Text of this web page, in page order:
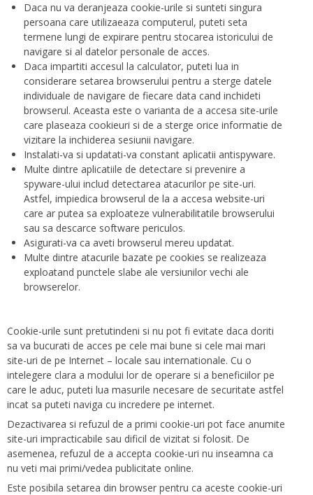
Daca nu va deranjeaza cookie-urile si sunteti singura
persoana care utilizaeaza computerul, puteti seta
termene lungi de expirare pentru stocarea istoricului de
navigare si al datelor personale de acces.
Daca impartiti accesul la calculator, puteti lua in
considerare setarea browserului pentru a sterge datele
individuale de navigare de fiecare data cand inchideti
browserul. Aceasta este o varianta de a accesa site-urile
care plaseaza cookieuri si de a sterge orice informatie de
vizitare la inchiderea sesiunii navigare.
Instalati-va si updatati-va constant aplicatii antispyware.
Multe dintre aplicatiile de detectare si prevenire a
spyware-ului includ detectarea atacurilor pe site-uri.
Astfel, impiedica browserul de la a accesa website-uri
care ar putea sa exploateze vulnerabilitatile browserului
sau sa descarce software periculos.
Asigurati-va ca aveti browserul mereu updatat.
Multe dintre atacurile bazate pe cookies se realizeaza
exploatand punctele slabe ale versiunilor vechi ale
browserelor.
Cookie-urile sunt pretutindeni si nu pot fi evitate daca doriti
sa va bucurati de acces pe cele mai bune si cele mai mari
site-uri de pe Internet – locale sau internationale. Cu o
intelegere clara a modului lor de operare si a beneficiilor pe
care le aduc, puteti lua masurile necesare de securitate astfel
incat sa puteti naviga cu incredere pe internet.
Dezactivarea si refuzul de a primi cookie-uri pot face anumite
site-uri impracticabile sau dificil de vizitat si folosit. De
asemenea, refuzul de a accepta cookie-uri nu inseamna ca
nu veti mai primi/vedea publicitate online.
Este posibila setarea din browser pentru ca aceste cookie-uri